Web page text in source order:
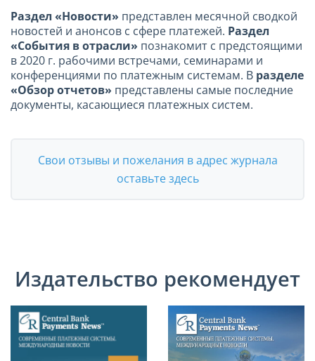
Раздел «Новости» представлен месячной сводкой
новостей и анонсов с сфере платежей. Раздел
«События в отрасли» познакомит с предстоящими
в 2020 г. рабочими встречами, семинарами и
конференциями по платежным системам. В разделе
«Обзор отчетов» представлены самые последние
документы, касающиеся платежных систем.
Свои отзывы и пожелания в адрес журнала
оставьте здесь
Издательство рекомендует